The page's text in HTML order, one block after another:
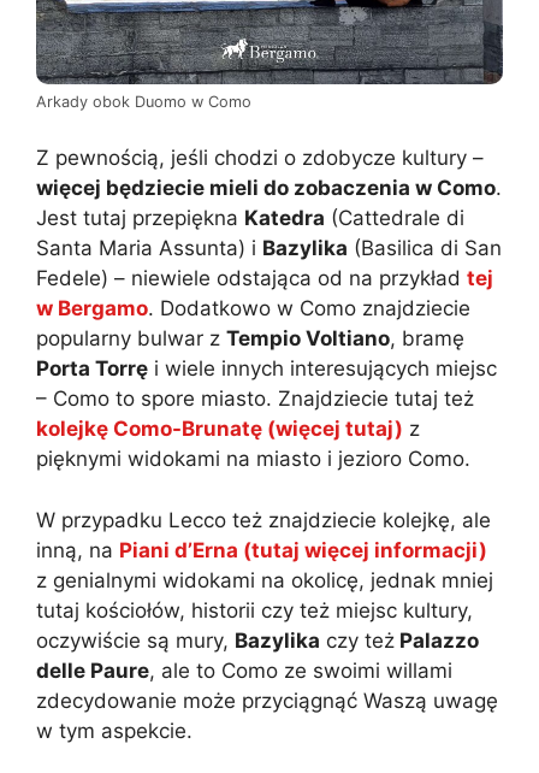
Arkady obok Duomo w Como
Z pewnością, jeśli chodzi o zdobycze kultury –
więcej będziecie mieli do zobaczenia w Como.
Jest tutaj przepiękna Katedra (Cattedrale di
Santa Maria Assunta) i Bazylika (Basilica di San
Fedele) – niewiele odstająca od na przykład tej
w Bergamo. Dodatkowo w Como znajdziecie
popularny bulwar z Tempio Voltiano, bramę
Porta Torrę i wiele innych interesujących miejsc
– Como to spore miasto. Znajdziecie tutaj też
kolejkę Como-Brunatę (więcej tutaj) z
pięknymi widokami na miasto i jezioro Como.
W przypadku Lecco też znajdziecie kolejkę, ale
inną, na Piani d’Erna (tutaj więcej informacji)
z genialnymi widokami na okolicę, jednak mniej
tutaj kościołów, historii czy też miejsc kultury,
oczywiście są mury, Bazylika czy też Palazzo
delle Paure, ale to Como ze swoimi willami
zdecydowanie może przyciągnąć Waszą uwagę
w tym aspekcie.